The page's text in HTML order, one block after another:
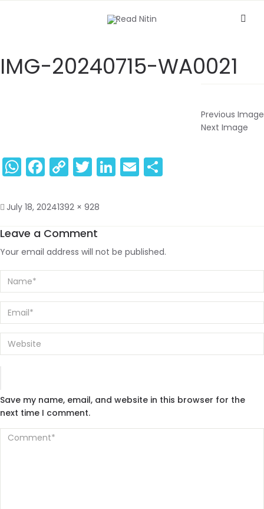
IMG-20240715-WA0021
Previous Image
Next Image
WhatsApp
Facebook
Copy
Link
Twitter
LinkedIn
Email
July 18, 20241392 × 928
Leave a Comment
Your email address will not be published.
Save my name, email, and website in this browser for the
next time I comment.